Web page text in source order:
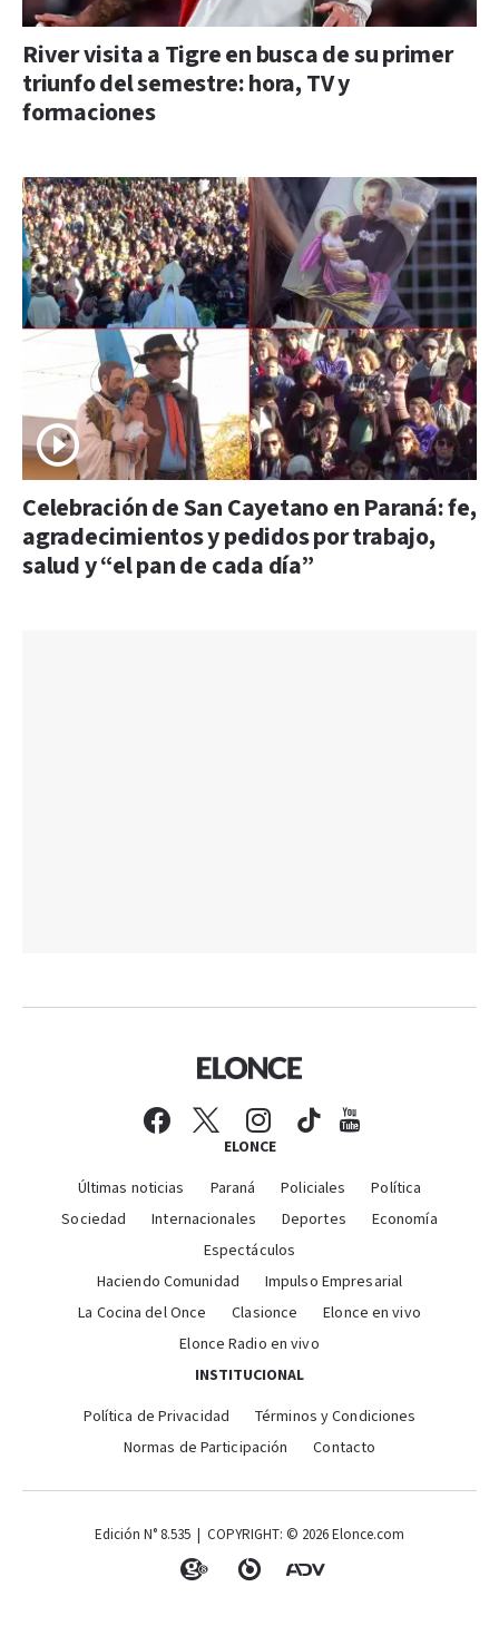
River visita a Tigre en busca de su primer
triunfo del semestre: hora, TV y
formaciones
Celebración de San Cayetano en Paraná: fe,
agradecimientos y pedidos por trabajo,
salud y “el pan de cada día”
ELONCE
Últimas noticias Paraná Policiales
Política
Sociedad
Internacionales Deportes
Economía
Espectáculos
Haciendo Comunidad
Impulso Empresarial
La Cocina del Once
Clasionce
Elonce en vivo
Elonce Radio en vivo
INSTITUCIONAL
Política de Privacidad
Términos y Condiciones
Normas de Participación
Contacto
Edición N° 8.535 | COPYRIGHT: © 2026 Elonce.com